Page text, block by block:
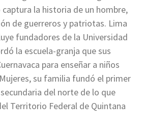
la historia de un hombre,
de guerreros y patriotas. Lima
fundadores de la Universidad
la escuela-granja que sus
para enseñar a niños
su familia fundó el primer
del norte de lo que
Territorio Federal de Quintana